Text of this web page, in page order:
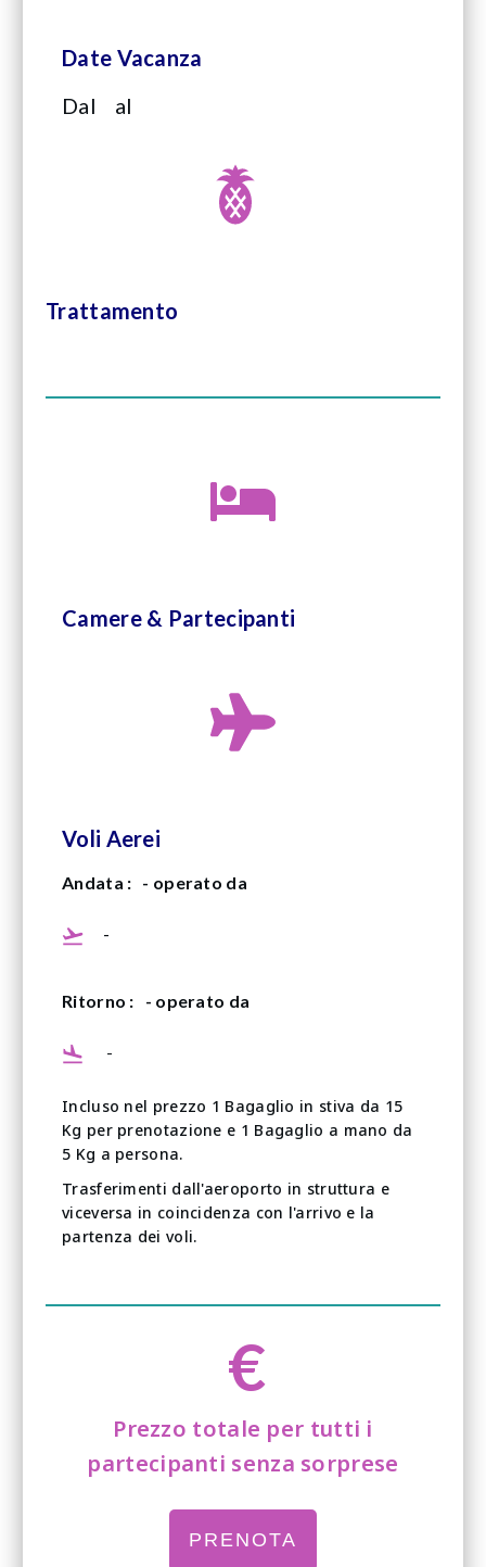
Date Vacanza
Dal
al
Trattamento
Camere & Partecipanti
Voli Aerei
Andata : - operato da
-
Ritorno : - operato da
-
Incluso nel prezzo 1 Bagaglio in stiva da 15
Kg per prenotazione e 1 Bagaglio a mano da
5 Kg a persona.
Trasferimenti dall'aeroporto in struttura e
viceversa in coincidenza con l'arrivo e la
partenza dei voli.
€
Prezzo totale per tutti i
partecipanti senza sorprese
PRENOTA